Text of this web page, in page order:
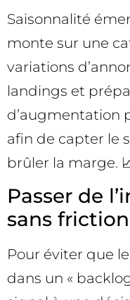
Saisonnalité
monte sur une
variations
landings et
d’augmentation
afin de capter le
brûler la marge.
Passer de
sans friction
Pour éviter que
dans un «